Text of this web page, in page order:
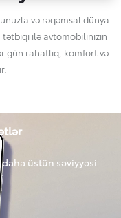
və rəqəmsal dünya
tətbiqi ilə avtomobilinizin
gün rahatlıq, komfort və
üstün səviyyəsi